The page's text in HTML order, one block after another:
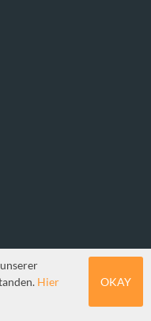
Hier
OKAY